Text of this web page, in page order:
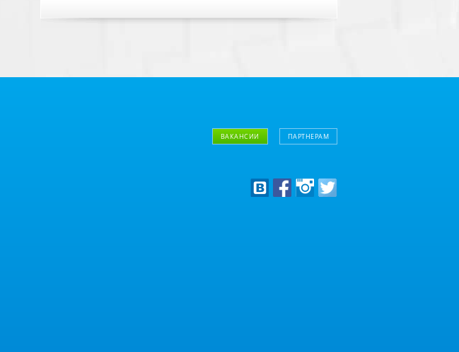
ВАКАНСИИ ПАРТНЕРАМ
Оптовым клиентам